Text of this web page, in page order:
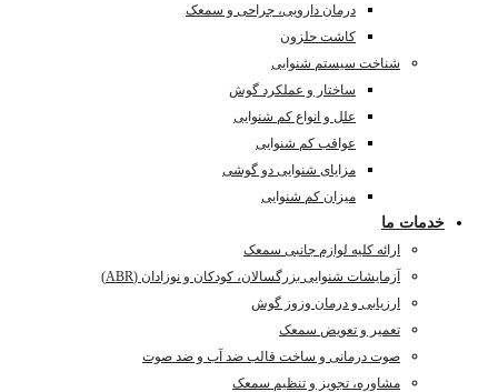
درمان دارویی، جراحی و سمعک
کاشت حلزون
شناخت سیستم شنوایی
ساختار و عملکرد گوش
علل و انواع کم شنوایی
عواقب کم شنوایی
مزایای شنوایی دو گوشی
میزان کم شنوایی
خدمات ما
ارائه کلیه لوازم جانبی سمعک
آزمایشات شنوایی بزرگسالان، کودکان و نوزادان (ABR)
ارزیابی و درمان وزوز گوش
تعمیر و تعویض سمعک
صوت درمانی و ساخت قالب ضد آب و ضد صوت
مشاوره، تجویز و تنظیم سمعک